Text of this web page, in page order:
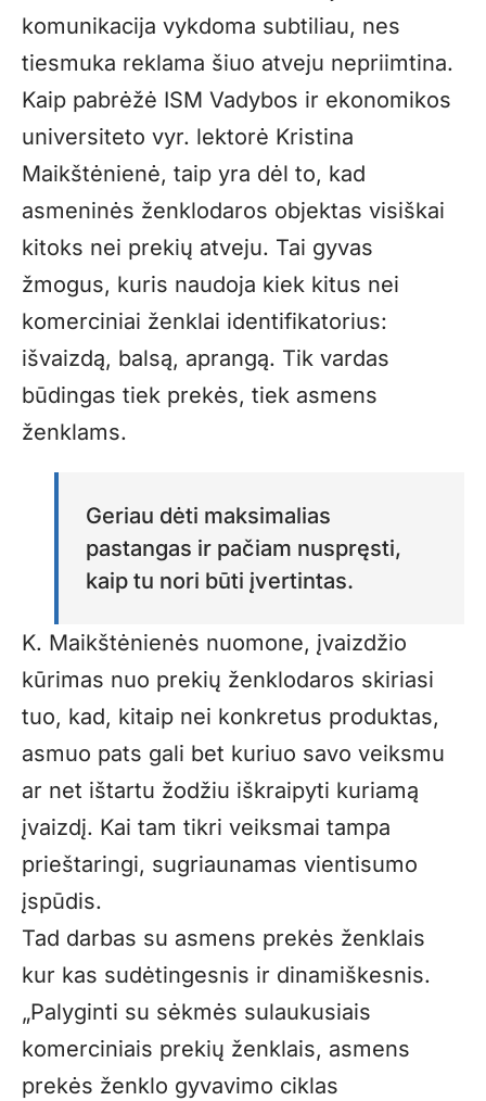
komunikacija vykdoma subtiliau, nes
tiesmuka reklama šiuo atveju nepriimtina.
Kaip pabrėžė ISM Vadybos ir ekonomikos
universiteto vyr. lektorė Kristina
Maikštėnienė, taip yra dėl to, kad
asmeninės ženklodaros objektas visiškai
kitoks nei prekių atveju. Tai gyvas
žmogus, kuris naudoja kiek kitus nei
komerciniai ženklai identifikatorius:
išvaizdą, balsą, aprangą. Tik vardas
būdingas tiek prekės, tiek asmens
ženklams.
Geriau dėti maksimalias
pastangas ir pačiam nuspręsti,
kaip tu nori būti įvertintas.
K. Maikštėnienės nuomone, įvaizdžio
kūrimas nuo prekių ženk­lodaros skiriasi
tuo, kad, kitaip nei konkretus produktas,
asmuo pats gali bet kuriuo savo veiksmu
ar net ištartu žodžiu iškraipyti kuriamą
įvaizdį. Kai tam tikri veiksmai tampa
prieštaringi, sugriaunamas vientisumo
įspūdis.
Tad darbas su asmens prekės ženklais
kur kas sudėtingesnis ir dinamiškesnis.
„Palyginti su sėk­mės sulaukusiais
komerciniais prekių ženklais, asmens
prekės ženklo gyvavimo ciklas